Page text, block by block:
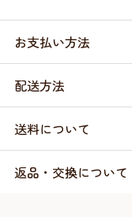
お支払い方法
配送方法
送料について
返品・交換について